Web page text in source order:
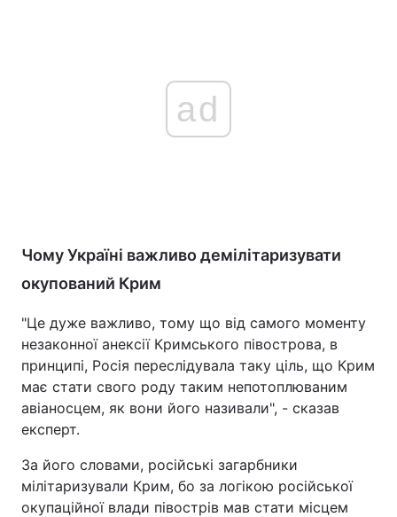
ad
Чому Україні важливо демілітаризувати
окупований Крим
"Це дуже важливо, тому що від самого моменту
незаконної анексії Кримського півострова, в
принципі, Росія переслідувала таку ціль, що Крим
має стати свого роду таким непотоплюваним
авіаносцем, як вони його називали", - сказав
експерт.
За його словами, російські загарбники
мілітаризували Крим, бо за логікою російської
окупаційної влади півострів мав стати місцем